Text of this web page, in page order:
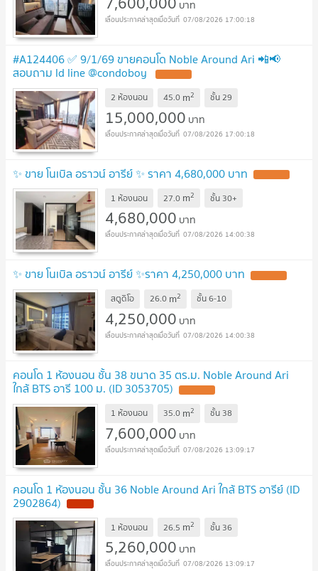
บาท
07/08/2026 17:00:18
#A124406 ✅ 9/1/69 ขายคอนโด Noble Around Ari 📲📢
สอบถาม ld line @condoboy
2 ห้องนอน 45.0 m2 ชั้น29
15,000,000 บาท
07/08/2026 17:00:18
✨ ขาย โนเบิล อราวน์ อารีย์ ✨ ราคา 4,680,000 บาท
1 ห้องนอน 27.0 m2 ชั้น 30+
4,680,000 บาท
07/08/2026 14:00:38
✨ ขาย โนเบิล อราวน์ อารีย์ ✨ราคา 4,250,000 บาท
สตูดิโอ 26.0 m2 ชั้น6-10
4,250,000 บาท
07/08/2026 14:00:38
คอนโด 1 ห้องนอน ชั้น 38 ขนาด 35 ตร.ม. Noble Around Ari
ใกล้ BTS อารี 100 ม. (ID 3053705)
1 ห้องนอน 35.0 m2 ชั้น 38
7,600,000 บาท
07/08/2026 13:09:17
คอนโด 1 ห้องนอน ชั้น 36 Noble Around Ari ใกล้ BTS อารีย์ (ID
2902864)
1 ห้องนอน 26.5 m2 ชั้น 36
5,260,000 บาท
07/08/2026 13:09:17